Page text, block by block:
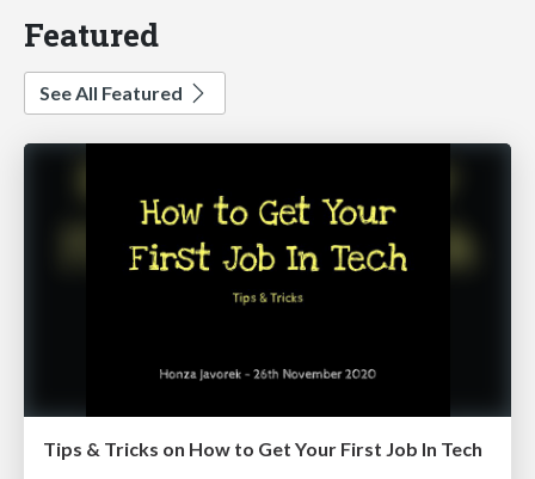
Featured
See All Featured
Tips & Tricks on How to Get Your First Job In Tech